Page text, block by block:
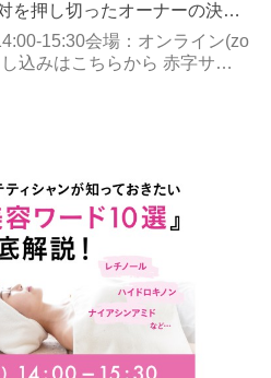
を押し切ったオーナーの決
15:30会場：オンライン(zo
込みはこちらから 赤字サロ